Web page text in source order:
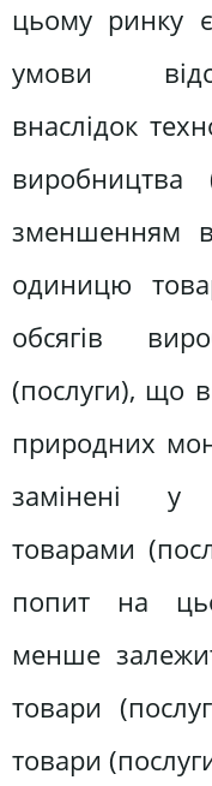
цьому ринку
умови
внаслідок
виробництва
зменшенням
одиницю
обсягів
(послуги), що
природних
замінені у
товарами
попит на
менше
товари
товари